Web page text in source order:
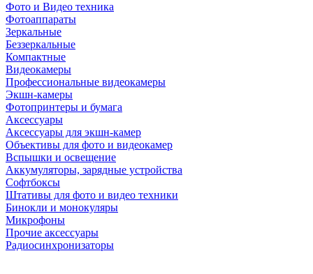
Фото и Видео техника
Фотоаппараты
Зеркальные
Беззеркальные
Компактные
Видеокамеры
Профессиональные видеокамеры
Экшн-камеры
Фотопринтеры и бумага
Аксессуары
Аксессуары для экшн-камер
Объективы для фото и видеокамер
Вспышки и освещение
Аккумуляторы, зарядные устройства
Софтбоксы
Штативы для фото и видео техники
Бинокли и монокуляры
Микрофоны
Прочие аксессуары
Радиосинхронизаторы